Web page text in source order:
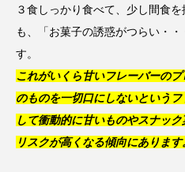
３食しっかり食べて、少し間食
も、「お菓子の誘惑がつらい・
す。
これがいくら甘いフレーバーの
のものを一切口にしないという
して衝動的に甘いものやスナッ
リスクが高くなる傾向にあります